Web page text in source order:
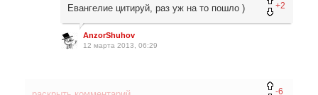
+2
Евангелие цитируй, раз уж на то пошло )
AnzorShuhov
12 марта 2013, 06:29
-6